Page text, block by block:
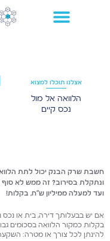
אצלנו תוכלו למצוא
הלוואה אל מול
נכס קיים
חשבת שרק הבנק יכול לתת
ועד למעלה ממיליון ש"ח, בקלות!
אם יש בבעלותך דירה, בית או
בקלות כמקור הלוואה בסכומים
להינתן לכל צורך או מטרה: